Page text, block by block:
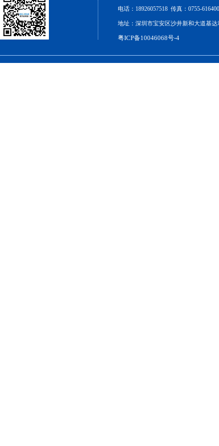
电话：18926057518 传真：0755-
地址：深圳市宝安区沙井新和大道基
粤ICP备10046068号-4